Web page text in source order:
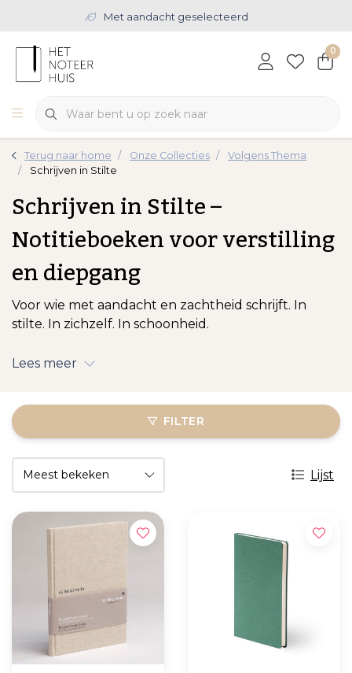
Met aandacht geselecteerd
0
Terug naar home Onze Collecties
Volgens Thema
Schrijven in Stilte
Schrijven in Stilte –
Notitieboeken voor verstilling
en diepgang
Voor wie met aandacht en zachtheid schrijft. In
stilte. In zichzelf. In schoonheid.
Lees meer
FILTER
Lijst